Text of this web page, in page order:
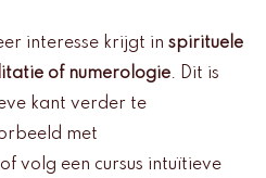
interesse krijgt in spirituele
of numerologie. Dit is
kant verder te
met
volg een cursus intuïtieve